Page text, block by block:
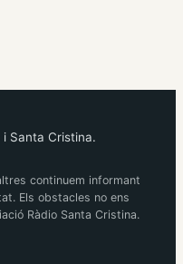
i Santa Cristina.
continuem informant
Els obstacles no ens
Ràdio Santa Cristina.